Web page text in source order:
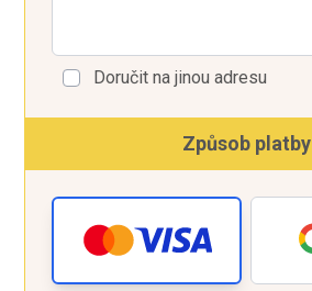
Doručit na jinou adresu
Způsob platby